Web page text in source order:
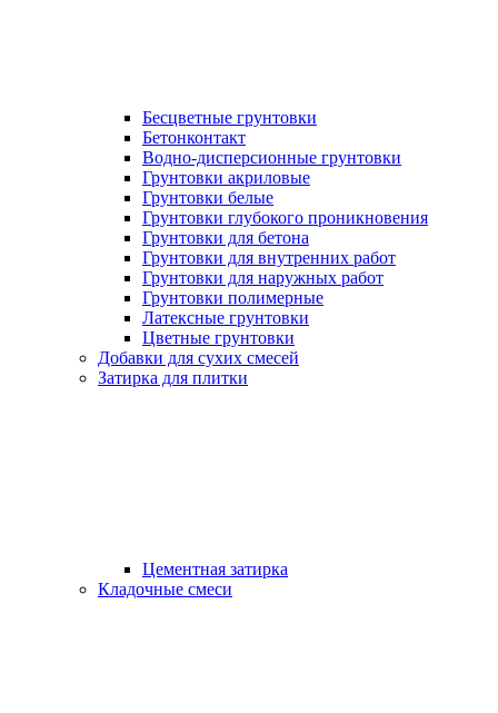
Бесцветные грунтовки
Бетонконтакт
Водно-дисперсионные грунтовки
Грунтовки акриловые
Грунтовки белые
Грунтовки глубокого проникновения
Грунтовки для бетона
Грунтовки для внутренних работ
Грунтовки для наружных работ
Грунтовки полимерные
Латексные грунтовки
Цветные грунтовки
Добавки для сухих смесей
Затирка для плитки
Цементная затирка
Кладочные смеси